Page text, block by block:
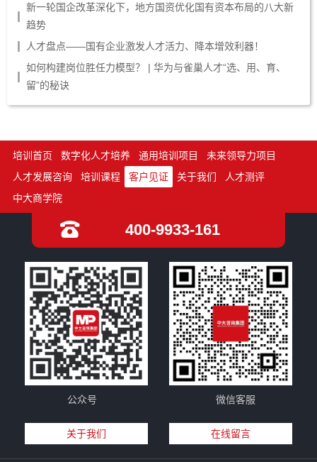
新一轮国企改革深化下，地方国资优化国有资本布局的八大新
趋势
人才盘点——国有企业激发人才活力、降本增效利器！
如何构建岗位胜任力模型？ | 华为与雀巢人才“选、用、育、
留”的秘诀
培训首页 数字化人才培养 通用培训项目
未来领导力项目
人才发展咨询
培训课程 客户见证 关于我们
人才测评
中大商学院
400-9933-161
公众号 微信客服
关于我们 在线留言